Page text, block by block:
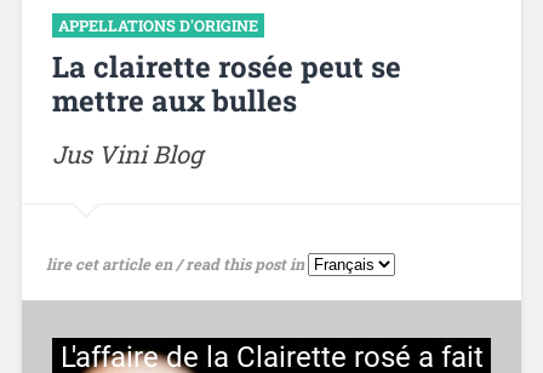
APPELLATIONS D'ORIGINE
La clairette rosée peut se
mettre aux bulles
Jus Vini Blog
lire cet article en / read this post in
L'affaire de la Clairette rosé a fait